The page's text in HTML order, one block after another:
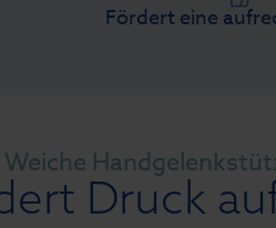
Fördert eine
Weiche
Druck